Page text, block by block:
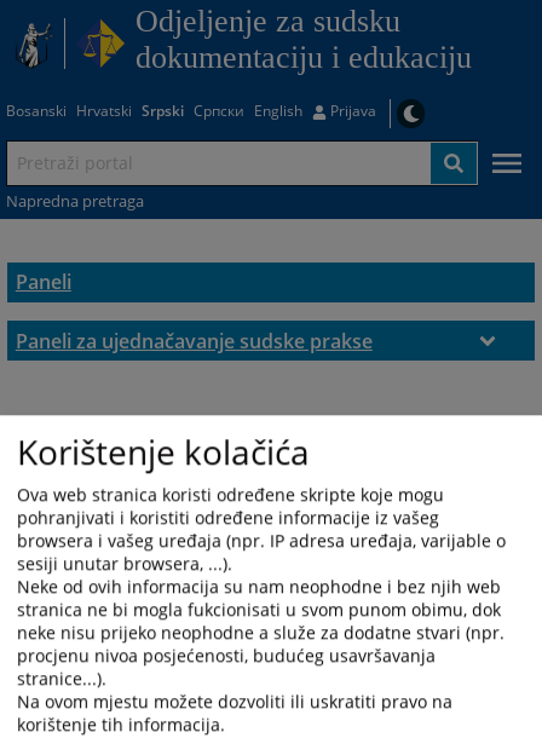
Odjeljenje za sudsku
dokumentaciju i edukaciju
Bosanski Hrvatski Srpski Српски English Prijava
Napredna pretraga
Paneli
Paneli za ujednačavanje sudske prakse
Upravna oblast
Pravila panela
Pregled rada
Korištenje kolačića
Ova web stranica koristi određene skripte koje mogu
pohranjivati i koristiti određene informacije iz vašeg
browsera i vašeg uređaja (npr. IP adresa uređaja, varijable o
sesiji unutar browsera, ...).
Neke od ovih informacija su nam neophodne i bez njih web
stranica ne bi mogla fukcionisati u svom punom obimu, dok
neke nisu prijeko neophodne a služe za dodatne stvari (npr.
procjenu nivoa posjećenosti, budućeg usavršavanja
stranice...).
Na ovom mjestu možete dozvoliti ili uskratiti pravo na
korištenje tih informacija.